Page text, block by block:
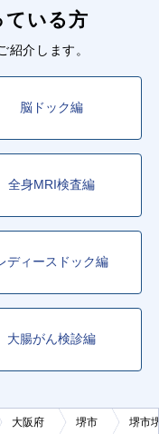
ている方
紹介します。
脳ドック編
全身MRI検査編
ディースドック編
大腸がん検診編
大阪府 堺市 堺市